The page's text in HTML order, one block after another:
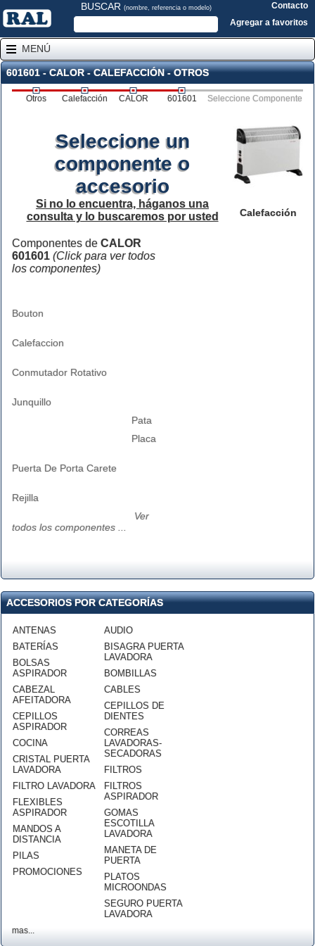
BUSCAR (nombre, referencia o modelo)
Contacto
Agregar a favoritos
MENÚ
601601 - CALOR - CALEFACCIÓN - OTROS
Otros Calefacción CALOR 601601 Seleccione Componente
Calefacción
Seleccione un
componente o
accesorio
Si no lo encuentra, háganos una
consulta y lo buscaremos por usted
Componentes de CALOR
601601 (Click para ver todos
los componentes)
Bouton
Calefaccion
Conmutador Rotativo
Junquillo
Pata
Placa
Puerta De Porta Carete
Rejilla
Ver
todos los componentes ...
ACCESORIOS POR CATEGORÍAS
ANTENAS
BATERÍAS
BOLSAS
ASPIRADOR
CABEZAL
AFEITADORA
CEPILLOS
ASPIRADOR
COCINA
CRISTAL PUERTA
LAVADORA
FILTRO LAVADORA
FLEXIBLES
ASPIRADOR
MANDOS A
DISTANCIA
PILAS
PROMOCIONES
AUDIO
BISAGRA PUERTA
LAVADORA
BOMBILLAS
CABLES
CEPILLOS DE
DIENTES
CORREAS
LAVADORAS-
SECADORAS
FILTROS
FILTROS
ASPIRADOR
GOMAS
ESCOTILLA
LAVADORA
MANETA DE
PUERTA
PLATOS
MICROONDAS
SEGURO PUERTA
LAVADORA
mas...